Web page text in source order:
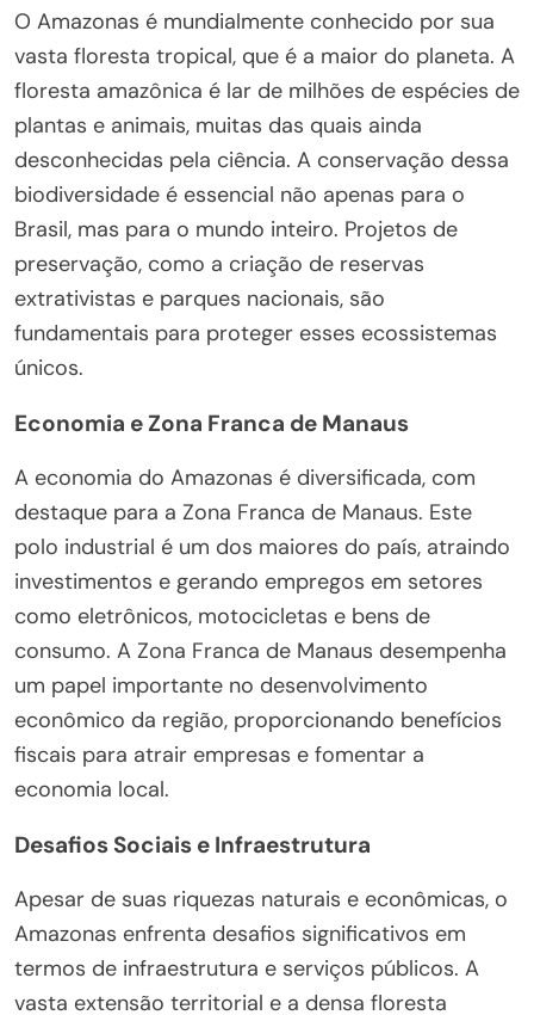
O Amazonas é mundialmente conhecido por sua
vasta floresta tropical, que é a maior do planeta. A
floresta amazônica é lar de milhões de espécies de
plantas e animais, muitas das quais ainda
desconhecidas pela ciência. A conservação dessa
biodiversidade é essencial não apenas para o
Brasil, mas para o mundo inteiro. Projetos de
preservação, como a criação de reservas
extrativistas e parques nacionais, são
fundamentais para proteger esses ecossistemas
únicos.
Economia e Zona Franca de Manaus
A economia do Amazonas é diversificada, com
destaque para a Zona Franca de Manaus. Este
polo industrial é um dos maiores do país, atraindo
investimentos e gerando empregos em setores
como eletrônicos, motocicletas e bens de
consumo. A Zona Franca de Manaus desempenha
um papel importante no desenvolvimento
econômico da região, proporcionando benefícios
fiscais para atrair empresas e fomentar a
economia local.
Desafios Sociais e Infraestrutura
Apesar de suas riquezas naturais e econômicas, o
Amazonas enfrenta desafios significativos em
termos de infraestrutura e serviços públicos. A
vasta extensão territorial e a densa floresta